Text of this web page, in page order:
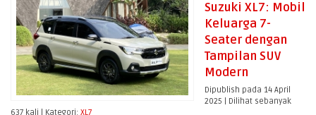
Suzuki XL7: Mobil
Keluarga 7-
Seater dengan
Tampilan SUV
Modern
Dipublish pada 14 April
2025 | Dilihat sebanyak
637 kali | Kategori: XL7